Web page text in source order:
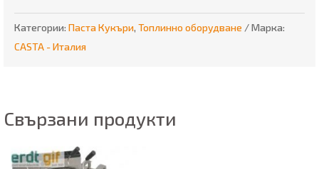
Категории: Паста Кукъри, Топлинно оборудване
Марка:
CASTA - Италия
Свързани продукти